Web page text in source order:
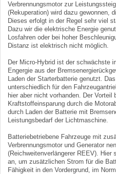
Verbrennungsmotor zur
(Rekuperation) wird dazu gewonnen,
Dieses erfolgt in der Regel sehr viel
Dazu wir die elektrische Energie
Losfahren oder bei hoher
Distanz ist elektrisch nicht möglich.
Der Micro-Hybrid ist der schwächste
Engergie aus der
Laden der Starterbatterie genutzt.
unterschiedlich für den
hier aber nicht vorhanden. Der
Kraftstoffeinsparung durch die
durch Laden der Batterie mit
Leistungsbedarf der Lichtmaschine.
Batteriebetriebene Fahrzeuge mit
Verbrennungsmotor und Generator
(Reichweitenverlängerer REEV). Hier
an, um zusätzlichen Strom für die
Fähigkeit in den Vordergrund, im